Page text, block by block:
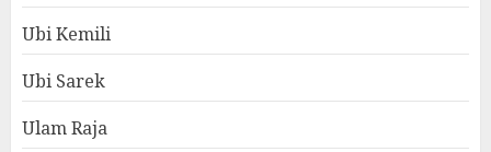
Ubi Kemili
Ubi Sarek
Ulam Raja